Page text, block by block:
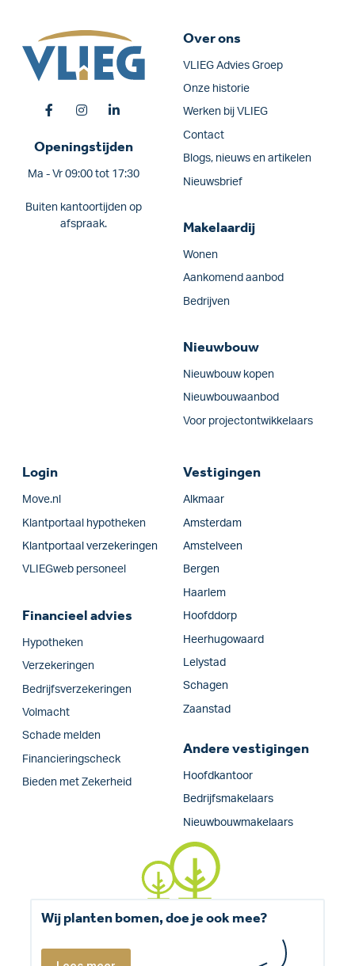
Openingstijden
Ma - Vr 09:00 tot 17:30
Buiten kantoortijden op
afspraak.
Over ons
VLIEG Advies Groep
Onze historie
Werken bij VLIEG
Contact
Blogs, nieuws en artikelen
Nieuwsbrief
Makelaardij
Wonen
Aankomend aanbod
Bedrijven
Nieuwbouw
Nieuwbouw kopen
Nieuwbouwaanbod
Voor projectontwikkelaars
Login
Move.nl
Klantportaal hypotheken
Klantportaal verzekeringen
VLIEGweb personeel
Financieel advies
Hypotheken
Verzekeringen
Bedrijfs­verzekeringen
Volmacht
Schade melden
Financieringscheck
Bieden met Zekerheid
Vestigingen
Alkmaar
Amsterdam
Amstelveen
Bergen
Haarlem
Hoofddorp
Heerhugowaard
Lelystad
Schagen
Zaanstad
Andere vestigingen
Hoofdkantoor
Bedrijfsmakelaars
Nieuwbouwmakelaars
Wij planten bomen, doe je ook mee?